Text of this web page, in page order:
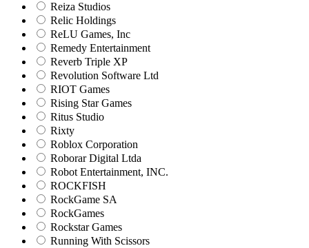
Reiza Studios
Relic Holdings
ReLU Games, Inc
Remedy Entertainment
Reverb Triple XP
Revolution Software Ltd
RIOT Games
Rising Star Games
Ritus Studio
Rixty
Roblox Corporation
Roborar Digital Ltda
Robot Entertainment, INC.
ROCKFISH
RockGame SA
RockGames
Rockstar Games
Running With Scissors